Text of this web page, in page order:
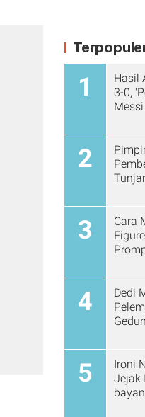
1
Hasil
3-0,
Messi
2
3
Cara
4
Dedi
5
Ironi
Jejak